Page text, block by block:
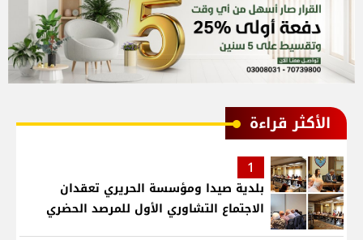
الأكثر قراءة
1
بلدية صيدا ومؤسسة الحريري تعقدان
الاجتماع التشاوري الأول للمرصد الحضري